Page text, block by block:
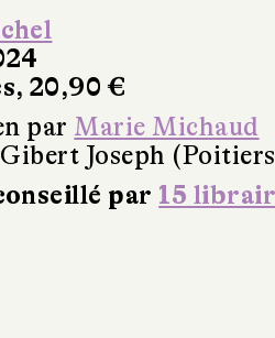
20,90 €
par Marie Michaud
Joseph
par 15